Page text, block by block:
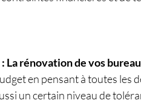
La rénovation de vos
en pensant à toutes les
un certain niveau de